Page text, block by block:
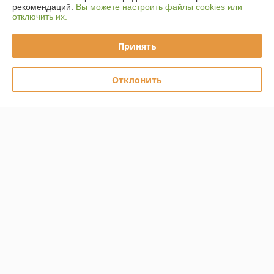
Контакты
рекомендаций. Вы можете настроить файлы cookies или
отключить их.
Принять
Отклонить